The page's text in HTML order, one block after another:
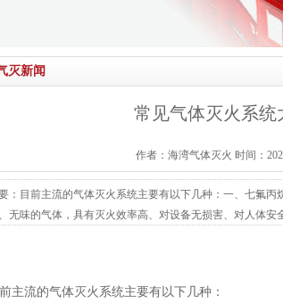
灭新闻
常见气体灭火系统
作者：海湾气体灭火 时间：
：目前主流的气体灭火系统主要有以下几种：一、七氟
无味的气体，具有灭火效率高、对设备无损害、对人体
主流的气体灭火系统主要有以下几种：